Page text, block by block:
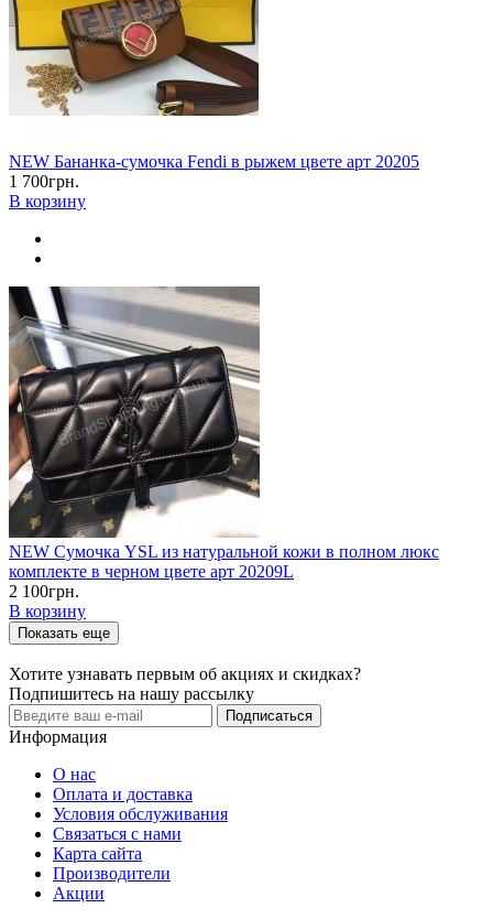
NEW Бананка-сумочка Fendi в рыжем цвете арт 20205
1 700грн.
В корзину
NEW Сумочка YSL из натуральной кожи в полном люкс
комплекте в черном цвете арт 20209L
2 100грн.
В корзину
Показать еще
Хотите узнавать первым об акциях и скидках?
Подпишитесь на нашу рассылку
Подписаться
Информация
О нас
Оплата и доставка
Условия обслуживания
Связаться с нами
Карта сайта
Производители
Акции